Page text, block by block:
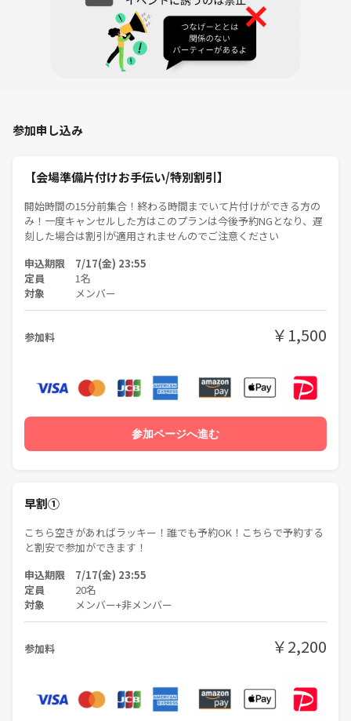
初心者に特化しているサークルのためすべてのゲームは誰でも簡単にで
きる初心者向けの簡単なものを用意しており、中級車・上級者（重ゲー
好き）の方は物足りなさを感じてしまうかもしれません。
これから始める方や興味や趣味程度でやるものの、そこまでうまくはな
■持ち物
・飲み物・お菓子（持ち込みＯＫ）
※自作のカード・ボドゲはご遠慮ください。
※やりたいゲームの譲り合いができない方も参加をご遠慮いただいてお
ります。
■ボドゲの数
簡単なボドゲをメインに50種類以上のボードゲームを用意しておりま
■参加禁止事項（代表は基本的には温厚ですがこれらは絶対に許しませ
・サークル代表者・主催者・運営関係者は過去トラブル多発のため参加
厳禁とさせていただきます。
※意外と狭い世界なので参加者は主催の顔を覚えており告発されるケー
スで大体バレます。
※見つけた方は主催までご報告をお願いいたします。
・アムウェイ・マルチ商法・勧誘・営業・告知・引き抜き・しつこいナ
ンパ・暴言など一切禁止です！（一度お会いしませんか？を挟んで上記
動をする方、運営側のいうことを聞けない方や運営側が参加者様として
ふさわしくないと判断した方は出禁にいたします。
参加申し込み
【会場準備片付けお手伝い/特別割引】
開始時間の15分前集合！終わる時間までいて片付けができる方の
み！一度キャンセルした方はこのプランは今後予約NGとなり、遅
刻した場合は割引が適用されませんのでご注意ください
申込期限 7/17(金) 23:55
定員 1名
対象 メンバー
参加料 ￥1,500
参加ページへ進む
早割①
こちら空きがあればラッキー！誰でも予約OK！こちらで予約する
と割安で参加ができます！
申込期限 7/17(金) 23:55
定員 20名
対象 メンバー+非メンバー
参加料 ￥2,200